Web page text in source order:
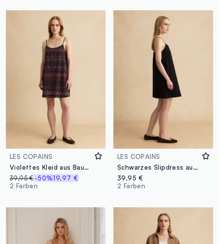
LES COPAINS
Violettes Kleid aus Baumwoll-Leinen-Mix mit schmalen Trägern
39,95 €-50%19,97 €
2 Farben
LES COPAINS
Schwarzes Slipdress aus Baumwoll-Leinen-Mix
39,95 €
2 Farben